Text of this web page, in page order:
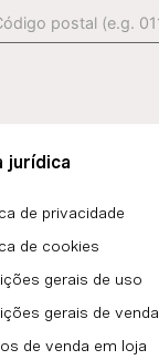
jurídica
de privacidade
de cookies
gerais de uso
gerais de venda
de venda em loja